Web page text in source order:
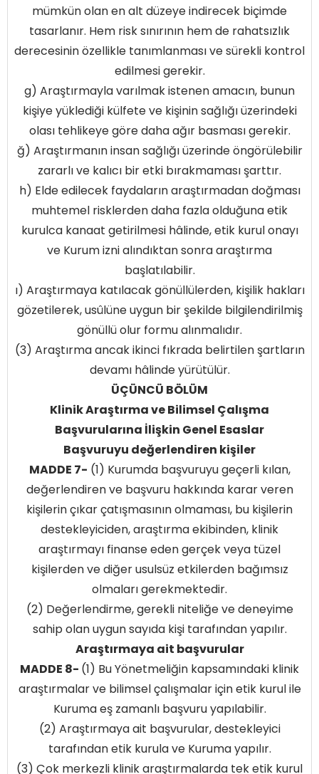
mümkün olan en alt düzeye indirecek biçimde
tasarlanır. Hem risk sınırının hem de rahatsızlık
derecesinin özellikle tanımlanması ve sürekli kontrol
edilmesi gerekir.
g) Araştırmayla varılmak istenen amacın, bunun
kişiye yüklediği külfete ve kişinin sağlığı üzerindeki
olası tehlikeye göre daha ağır basması gerekir.
ğ) Araştırmanın insan sağlığı üzerinde öngörülebilir
zararlı ve kalıcı bir etki bırakmaması şarttır.
h) Elde edilecek faydaların araştırmadan doğması
muhtemel risklerden daha fazla olduğuna etik
kurulca kanaat getirilmesi hâlinde, etik kurul onayı
ve Kurum izni alındıktan sonra araştırma
başlatılabilir.
ı) Araştırmaya katılacak gönüllülerden, kişilik hakları
gözetilerek, usûlüne uygun bir şekilde bilgilendirilmiş
gönüllü olur formu alınmalıdır.
(3) Araştırma ancak ikinci fıkrada belirtilen şartların
devamı hâlinde yürütülür.
ÜÇÜNCÜ BÖLÜM
Klinik Araştırma ve Bilimsel Çalışma
Başvurularına İlişkin Genel Esaslar
Başvuruyu değerlendiren kişiler
MADDE 7- (1) Kurumda başvuruyu geçerli kılan,
değerlendiren ve başvuru hakkında karar veren
kişilerin çıkar çatışmasının olmaması, bu kişilerin
destekleyiciden, araştırma ekibinden, klinik
araştırmayı finanse eden gerçek veya tüzel
kişilerden ve diğer usulsüz etkilerden bağımsız
olmaları gerekmektedir.
(2) Değerlendirme, gerekli niteliğe ve deneyime
sahip olan uygun sayıda kişi tarafından yapılır.
Araştırmaya ait başvurular
MADDE 8- (1) Bu Yönetmeliğin kapsamındaki klinik
araştırmalar ve bilimsel çalışmalar için etik kurul ile
Kuruma eş zamanlı başvuru yapılabilir.
(2) Araştırmaya ait başvurular, destekleyici
tarafından etik kurula ve Kuruma yapılır.
(3) Çok merkezli klinik araştırmalarda tek etik kurul